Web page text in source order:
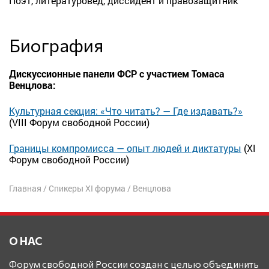
Биография
Дискуссионные панели ФСР с участием Томаса
Венцлова:
Культурная секция: «Что читать? — Где издавать?»
(VIII Форум свободной России)
Границы компромисса — опыт людей и диктатуры (XI
Форум свободной России)
Главная / Спикеры XI форума / Венцлова
О НАС
Форум свободной России создан с целью объединить